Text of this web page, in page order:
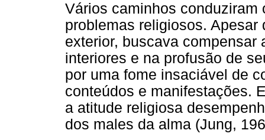
Vários caminhos conduziram
problemas religiosos.
exterior, buscava
interiores e na profusão de
por uma fome insaciável de
conteúdos e manifestações.
a atitude religiosa
dos males da alma (Jung,